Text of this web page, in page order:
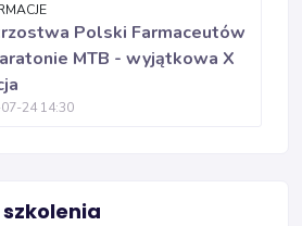
Polski Farmaceutów
MTB - wyjątkowa X
24 14:30